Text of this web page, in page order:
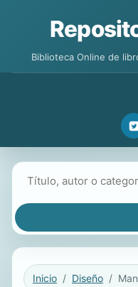
Biblioteca Online de
Inicio Diseño